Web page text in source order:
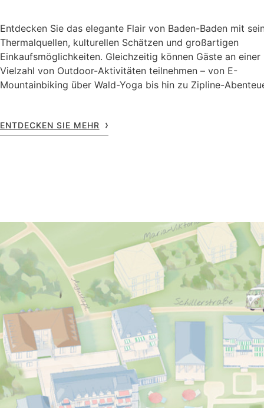
Entdecken Sie das elegante Flair von Baden-Baden mit
Thermalquellen, kulturellen Schätzen und großartigen
Einkaufsmöglichkeiten. Gleichzeitig können Gäste an einer
Vielzahl von Outdoor-Aktivitäten teilnehmen – von E-
Mountainbiking über Wald-Yoga bis hin zu Zipline-
ENTDECKEN SIE MEHR